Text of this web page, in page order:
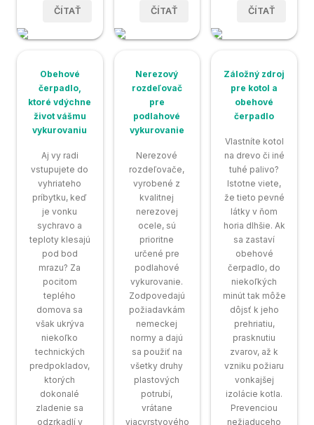
ČÍTAŤ ČÍTAŤ ČÍTAŤ
Obehové
čerpadlo,
ktoré vdýchne
život vášmu
vykurovaniu
Aj vy radi
vstupujete do
vyhriateho
príbytku, keď
je vonku
sychravo a
teploty klesajú
pod bod
mrazu? Za
pocitom
teplého
domova sa
však ukrýva
niekoľko
technických
predpokladov,
ktorých
dokonalé
zladenie sa
odzrkadlí v
Nerezový
rozdeľovač
pre
podlahové
vykurovanie
Nerezové
rozdeľovače,
vyrobené z
kvalitnej
nerezovej
ocele, sú
prioritne
určené pre
podlahové
vykurovanie.
Zodpovedajú
požiadavkám
nemeckej
normy a dajú
sa použiť na
všetky druhy
plastových
potrubí,
vrátane
viacvrstvového
Záložný zdroj
pre kotol a
obehové
čerpadlo
Vlastníte kotol
na drevo či iné
tuhé palivo?
Istotne viete,
že tieto pevné
látky v ňom
horia dlhšie. Ak
sa zastaví
obehové
čerpadlo, do
niekoľkých
minút tak môže
dôjsť k jeho
prehriatiu,
prasknutiu
zvarov, až k
vzniku požiaru
vonkajšej
izolácie kotla.
Prevenciou
nežiaduceho